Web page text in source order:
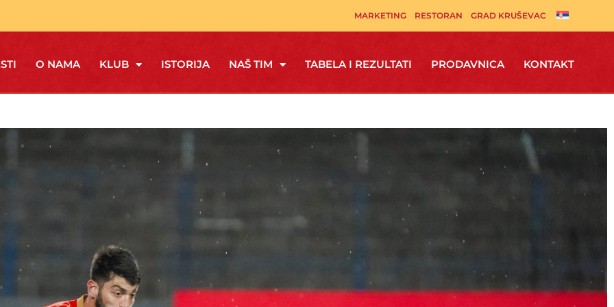
MARKETING RESTORAN GRAD KRUŠEVAC
O NAMA KLUB ISTORIJA NAŠ TIM TABELA I REZULTATI PRODAVNICA KONTAKT